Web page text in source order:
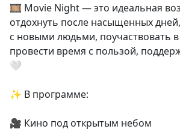
🎞️ Movie Night — это идеальная
отдохнуть после насыщенных
с новыми людьми, поучаствовать в
провести время с пользой,
🤍
✨ В программе:
🎥 Кино под открытым небом